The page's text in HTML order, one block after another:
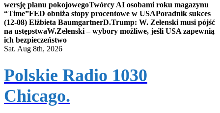
wersję planu pokojowegoTwórcy AI osobami roku magazynu
“Time”FED obniża stopy procentowe w USAPoradnik sukces
(12-08) Elżbieta BaumgartnerD.Trump: W. Zełenski musi pójść
na ustępstwaW.Zełenski – wybory możliwe, jeśli USA zapewnią
ich bezpieczeństwo
Sat. Aug 8th, 2026
Polskie Radio 1030
Chicago.